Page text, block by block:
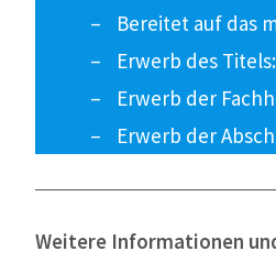
Bereitet auf das
Erwerb des
Erwerb der
Erwerb der
Weitere Informationen